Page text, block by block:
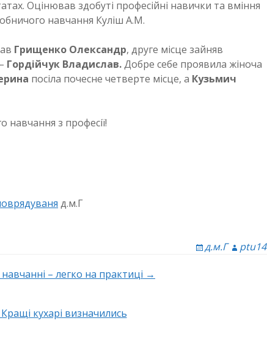
Оцінював здобуті професійні навички та вміння
навчання Куліш А.М.
Грищенко Олександр, друге місце зайняв
Гордійчук Владислав.Добре себе проявила жіноча
посіла почесне четверте місце, а Кузьмич
з професії!
д.м.Г
д.м.Г ptu14
– легко на практиці →
кухарі визначились